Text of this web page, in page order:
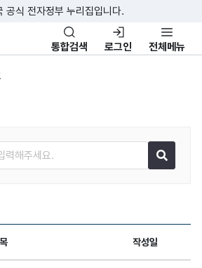
공식 전자정부 누리집입니다.
통합검색 로그인 전체메뉴
검색종류
검색어
작성일